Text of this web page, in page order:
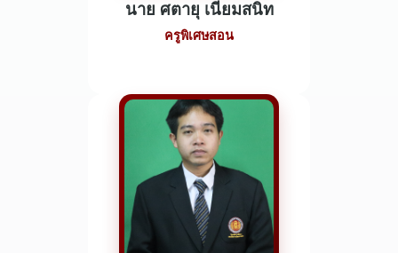
นาย ศตายุ เนียมสนิท
ครูพิเศษสอน